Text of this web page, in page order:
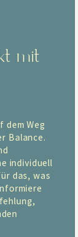
mit
dem Weg
Balance.
individuell
das, was